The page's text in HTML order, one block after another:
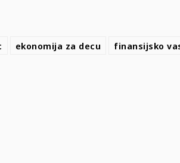
ekonomija za decu finansijsko